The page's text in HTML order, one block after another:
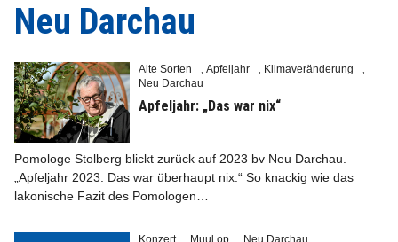
Anzeigenpreise
Meine Region Online
Elbeflirt
Unser Team
Neu Darchau
Alte Sorten ,Apfeljahr Klimaveränderung
Neu Darchau
Apfeljahr: „Das war nix“
Pomologe Stolberg blickt zurück auf 2023 bv Neu Darchau.
„Apfeljahr 2023: Das war überhaupt nix.“ So knackig wie das
lakonische Fazit des Pomologen…